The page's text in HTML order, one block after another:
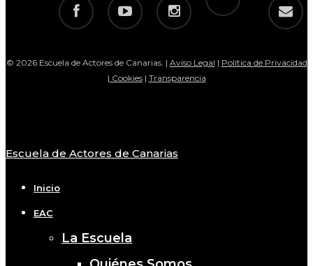
© 2026 Escuela de Actores de Canarias. | Aviso Legal | Política de Privacidad
| Cookies| Transparencia
Close
Escuela de Actores de Canarias
Inicio
EAC
La Escuela